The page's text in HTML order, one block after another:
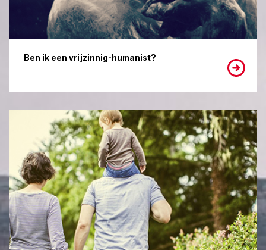
Ben ik een vrijzinnig-humanist?